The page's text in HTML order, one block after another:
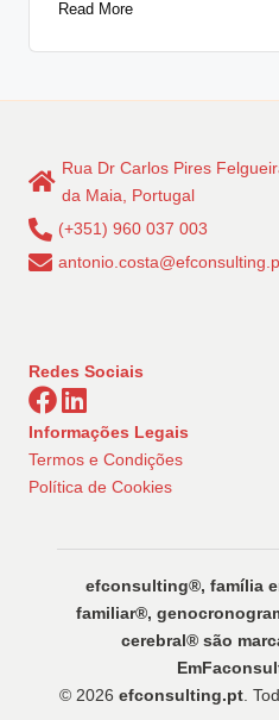
Read More
Rua Dr Carlos Pires
da Maia, Portugal
(+351) 960 037 003
Redes Sociais
Informações Legais
Termos e Condições
Política de Cookies
efconsulting®️, família
familiar®️,
cerebral®️ são
© 2026 efconsulting.pt.